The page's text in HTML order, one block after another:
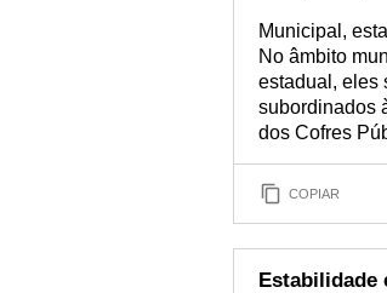
Municipal,
No âmbito
estadual, eles
subordinados
dos Cofres
COPIAR
Estabilidade